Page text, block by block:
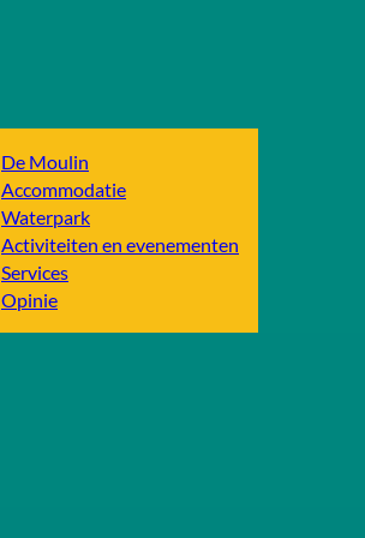
De Moulin
Accommodatie
Waterpark
Activiteiten en evenementen
Services
Opinie